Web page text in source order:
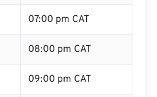
07:00 pm CAT
08:00 pm CAT
09:00 pm CAT